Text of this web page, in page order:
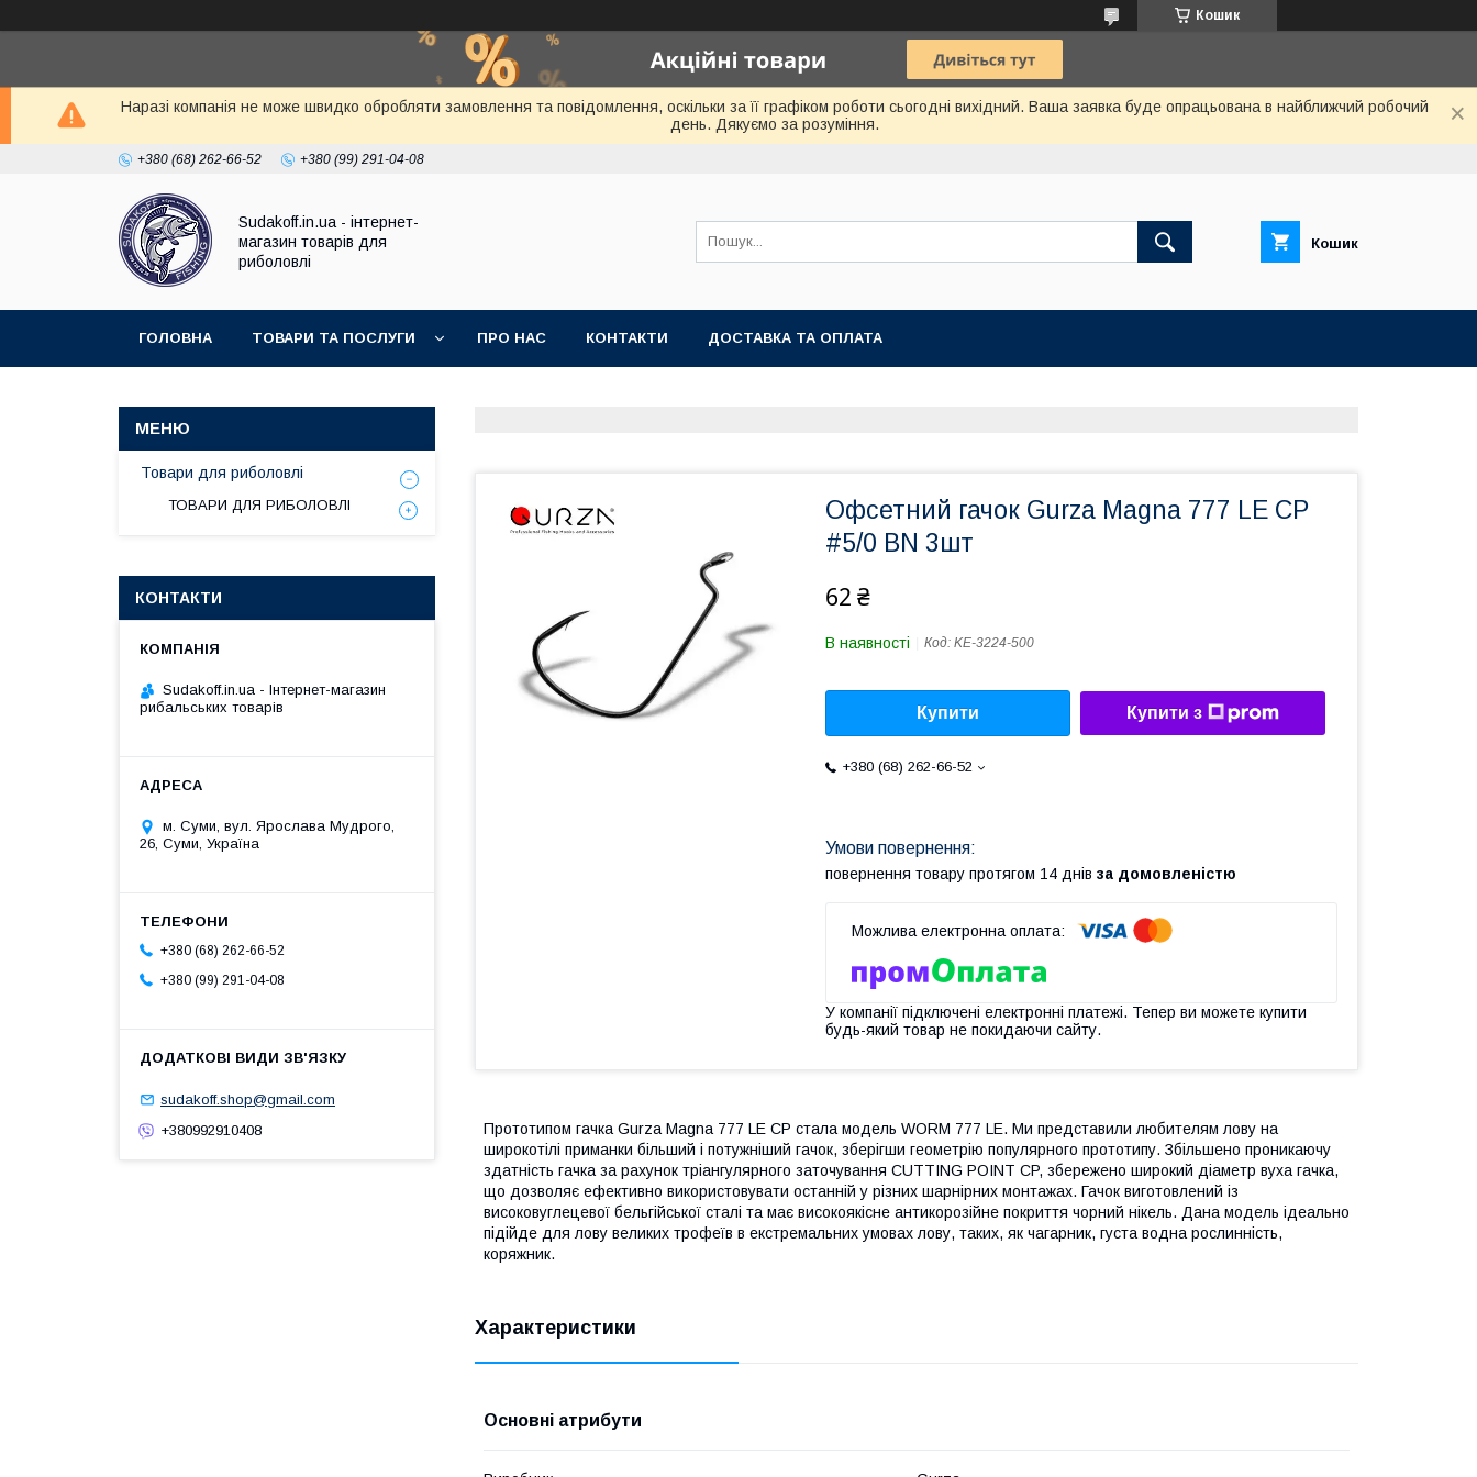
Кошик
Наразі компанія не може швидко обробляти замовлення та повідомлення, оскільки за її графіком роботи сьогодні вихідний. Ваша заявка буде опрацьована в найближчий робочий
день. Дякуємо за розуміння.
+380 (68) 262-66-52 +380 (99) 291-04-08
Sudakoff.in.ua - інтернет-
магазин товарів для
риболовлі
Кошик
ГОЛОВНА ТОВАРИ ТА ПОСЛУГИ ПРО НАС КОНТАКТИ ДОСТАВКА ТА ОПЛАТА
Офсетний гачок Gurza Magna 777 LE CP
#5/0 BN 3шт
62 ₴
В наявності Код: KE-3224-500
Купити Купити з
+380 (68) 262-66-52
повернення товару протягом 14 днів за домовленістю
У компанії підключені електронні платежі. Тепер ви можете купити
будь-який товар не покидаючи сайту.
Прототипом гачка Gurza Magna 777 LE CP стала модель WORM 777 LE. Ми представили любителям лову на
широкотілі приманки більший і потужніший гачок, зберігши геометрію популярного прототипу. Збільшено проникаючу
здатність гачка за рахунок тріангулярного заточування CUTTING POINT CP, збережено широкий діаметр вуха гачка,
що дозволяє ефективно використовувати останній у різних шарнірних монтажах. Гачок виготовлений із
високовуглецевої бельгійської сталі та має високоякісне антикорозійне покриття чорний нікель. Дана модель ідеально
підійде для лову великих трофеїв в екстремальних умовах лову, таких, як чагарник, густа водна рослинність,
коряжник.
Характеристики
Основні атрибути
Товари для риболовлі
ТОВАРИ ДЛЯ РИБОЛОВЛІ
КОНТАКТИ
Sudakoff.in.ua - Інтернет-магазин
рибальських товарів
м. Суми, вул. Ярослава Мудрого,
26, Суми, Україна
+380 (68) 262-66-52
+380 (99) 291-04-08
sudakoff.shop@gmail.com
+380992910408